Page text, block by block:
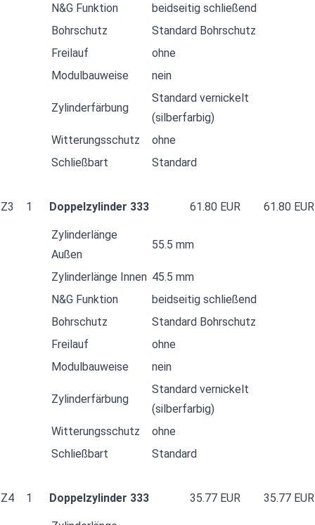
N&G Funktion
beidseitig schließend
Bohrschutz
Standard Bohrschutz
Freilauf
ohne
Modulbauweise
nein
Zylinderfärbung
Standard vernickelt
(silberfarbig)
Witterungsschutz
ohne
Schließbart
Standard
Z3 1 Doppelzylinder 333 61.80 EUR 61.80 EUR
Zylinderlänge
Außen
55.5 mm
Zylinderlänge Innen 45.5 mm
N&G Funktion
beidseitig schließend
Bohrschutz
Standard Bohrschutz
Freilauf
ohne
Modulbauweise
nein
Zylinderfärbung
Standard vernickelt
(silberfarbig)
Witterungsschutz
ohne
Schließbart
Standard
Z4 1 Doppelzylinder 333 35.77 EUR 35.77 EUR